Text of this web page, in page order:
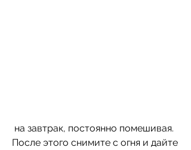
После этого снимите с огня и дайте